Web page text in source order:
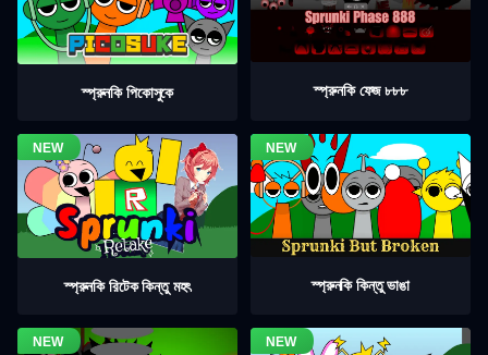
স্প্রুনকি পিকোসুকে স্প্রুনকি ফেজ ৮৮৮
স্প্রুনকি রিটেক কিন্তু মহৎ স্প্রুনকি কিন্তু ভাঙা